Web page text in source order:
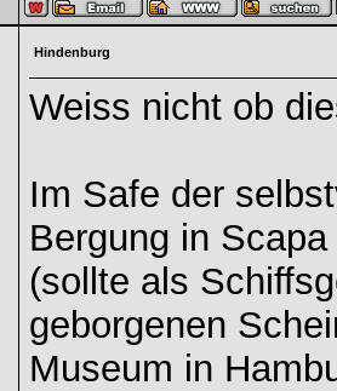
Hindenburg
Weiss nicht ob
Im Safe der
Bergung in
(sollte als
geborgenen
Museum in